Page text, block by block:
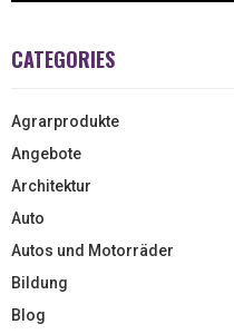
CATEGORIES
Agrarprodukte
Angebote
Architektur
Auto
Autos und Motorräder
Bildung
Blog